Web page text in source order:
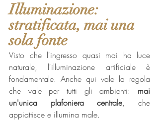
Illuminazione:
stratificata, mai una
sola fonte
Visto che l'ingresso quasi mai ha luce
naturale, l'illuminazione artificiale è
fondamentale. Anche qui vale la regola
che vale per tutti gli ambienti: mai
un'unica plafoniera centrale, che
appiattisce e illumina male.